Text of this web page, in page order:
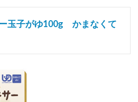
玉子がゆ100g かまなくて